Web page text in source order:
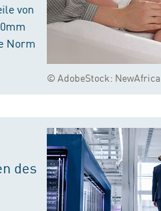
© AdobeStock: NewAfrica
von
Norm
des